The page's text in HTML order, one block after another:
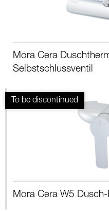
Mora Cera
Selbstschlussventil
Mora Cera W5